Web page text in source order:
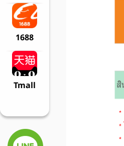
1688
Tmall